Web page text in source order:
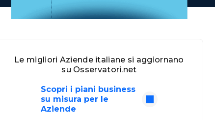
Le migliori Aziende italiane si aggiornano
su Osservatori.net
Scopri i piani business
su misura per le
Aziende